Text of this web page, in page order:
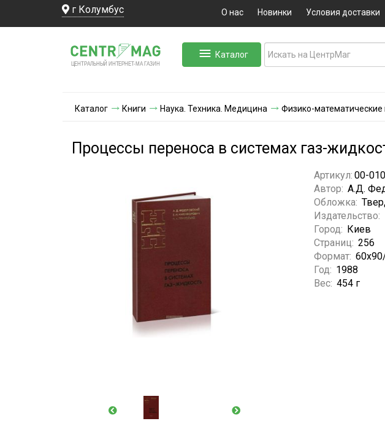
г Колумбус О нас Новинки Условия доставки
ЦЕНТРАЛЬНЫЙ ИНТЕРНЕТ-МА ГАЗИН
Каталог
Каталог Книги Наука. Техника. Медицина Физико-математические
Процессы переноса в системах газ-
Артикул: 00-
Автор: А.Д.
Обложка:
Издательство:
Город: Киев
Страниц: 256
Формат:
Год: 1988
Вес: 454 г